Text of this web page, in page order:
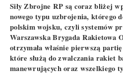
Siły Zbrojne RP są coraz bliżej
nowego typu uzbrojenia, którego
polskim wojsku, czyli systemów
Warszawska Brygada Rakietowa
otrzymała właśnie pierwszą
które służą do zwalczania rakiet
manewrujących oraz wszelkiego